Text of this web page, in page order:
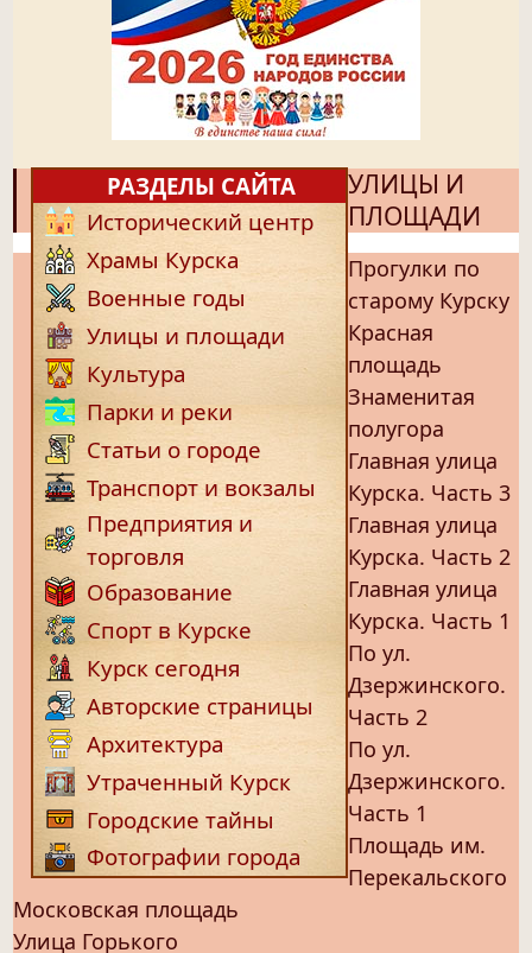
РАЗДЕЛЫ САЙТА
Исторический центр
Храмы Курска
Военные годы
Улицы и площади
Культура
Парки и реки
Статьи о городе
Транспорт и вокзалы
Предприятия и
торговля
Образование
Спорт в Курске
Курск сегодня
Авторские страницы
Архитектура
Утраченный Курск
Городские тайны
Фотографии города
УЛИЦЫ И
ПЛОЩАДИ
Прогулки по
старому Курску
Красная
площадь
Знаменитая
полугора
Главная улица
Курска. Часть 3
Главная улица
Курска. Часть 2
Главная улица
Курска. Часть 1
По ул.
Дзержинского.
Часть 2
По ул.
Дзержинского.
Часть 1
Площадь им.
Перекальского
Московская площадь
Улица Горького